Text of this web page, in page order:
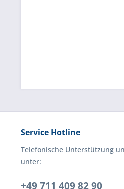
Service Hotline
Telefonische Unterstützung
unter:
+49 711 409 82 90